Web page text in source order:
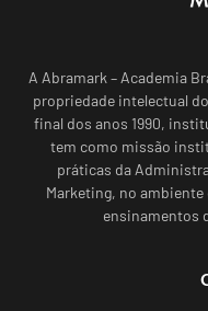
A Abramark – Academia
propriedade intelectual
final dos anos 1990,
tem como missão
práticas da
Marketing, no
ensinamentos